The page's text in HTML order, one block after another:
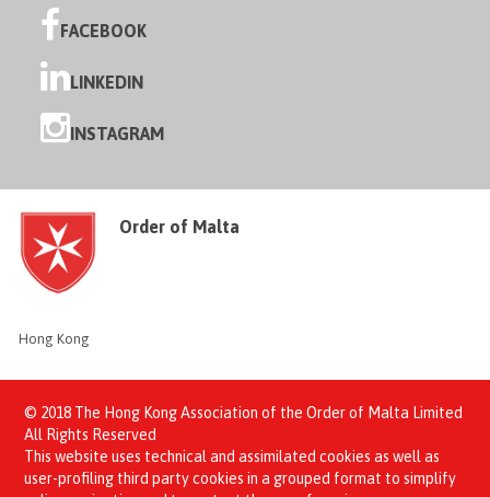
FACEBOOK
LINKEDIN
INSTAGRAM
Order of Malta
Hong Kong
© 2018 The Hong Kong Association of the Order of Malta Limited
All Rights Reserved
This website uses technical and assimilated cookies as well as
user-profiling third party cookies in a grouped format to simplify